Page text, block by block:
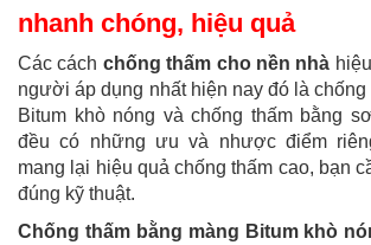
nhanh chóng, hiệu quả
Các cách chống thấm cho nền nhà
người áp dụng nhất hiện nay đó là chống
Bitum khò nóng và chống thấm bằng
đều có những ưu và nhược điểm
mang lại hiệu quả chống thấm cao, bạn
đúng kỹ thuật.
Chống thấm bằng màng Bitum khò